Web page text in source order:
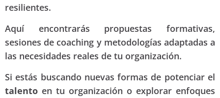
resilientes.
Aquí encontrarás propuestas formativas,
sesiones de coaching y metodologías adaptadas a
las necesidades reales de tu organización.
Si estás buscando nuevas formas de potenciar el
talento en tu organización o explorar enfoques